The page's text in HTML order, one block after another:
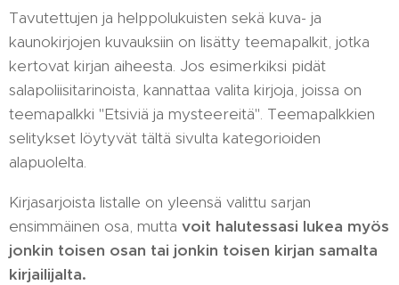
Tavutettujen ja helppolukuisten sekä kuva- ja
kaunokirjojen kuvauksiin on lisätty teemapalkit, jotka
kertovat kirjan aiheesta. Jos esimerkiksi pidät
salapoliisitarinoista, kannattaa valita kirjoja, joissa on
teemapalkki "Etsiviä ja mysteereitä". Teemapalkkien
selitykset löytyvät tältä sivulta kategorioiden
alapuolelta.
Kirjasarjoista listalle on yleensä valittu sarjan
ensimmäinen osa, mutta voit halutessasi lukea myös
jonkin toisen osan tai jonkin toisen kirjan samalta
kirjailijalta.